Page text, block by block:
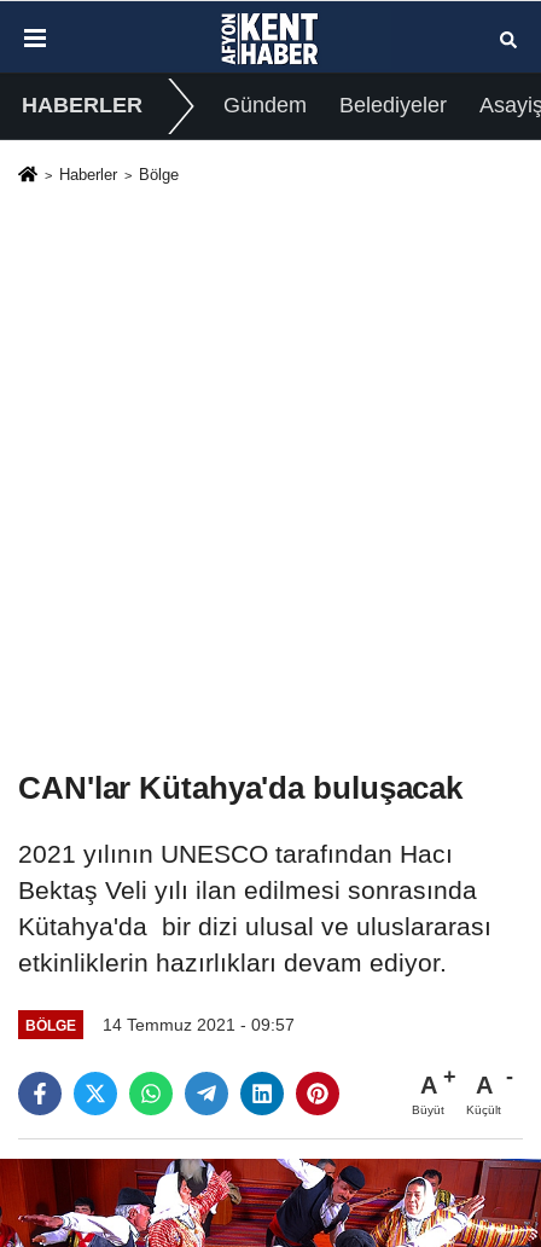
HABERLER Gündem Belediyeler
Haberler Bölge
CAN'lar Kütahya'da buluşacak
2021 yılının UNESCO tarafından Hacı
Bektaş Veli yılı ilan edilmesi sonrasında
Kütahya'da bir dizi ulusal ve uluslararası
etkinliklerin hazırlıkları devam ediyor.
BÖLGE 14 Temmuz 2021 - 09:57
A
Büyüt
A
Küçült